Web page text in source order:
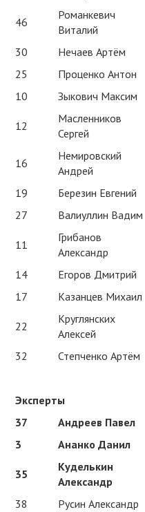
46
Романкевич
Виталий
30 Нечаев Артём
25
Проценко Антон
10
Зыкович Максим
12
Масленников
Сергей
16
Немировский
Андрей
19 Березин Евгений
27
Валиуллин Вадим
11
Грибанов
Александр
14 Егоров Дмитрий
17
Казанцев Михаил
22
Круглянских
Алексей
32 Степченко Артём
Эксперты
37
Андреев Павел
3
Ананко Данил
35
Куделькин
Александр
38 Русин Александр